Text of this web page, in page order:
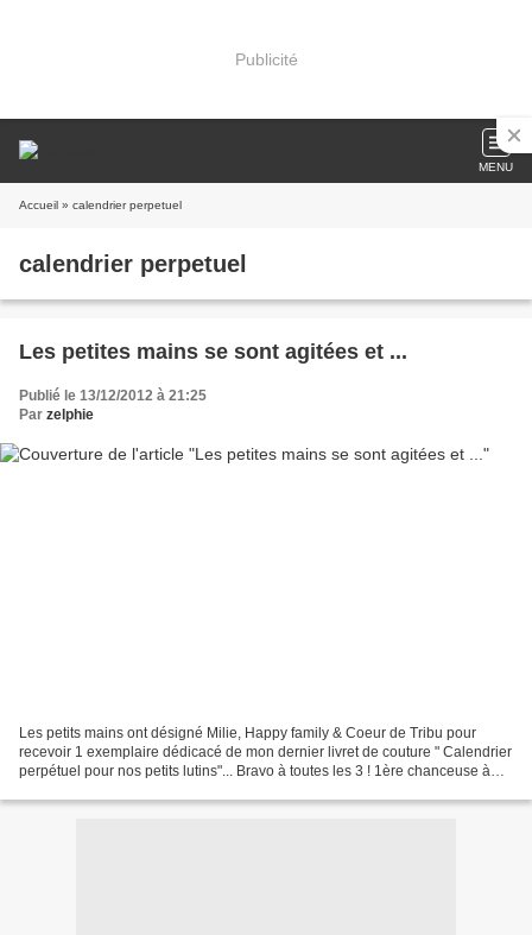
Publicité
MENU
Accueil » calendrier perpetuel
calendrier perpetuel
Les petites mains se sont agitées et ...
Publié le 13/12/2012 à 21:25
Par zelphie
Les petits mains ont désigné Milie, Happy family & Coeur de Tribu pour
recevoir 1 exemplaire dédicacé de mon dernier livret de couture " Calendrier
perpétuel pour nos petits lutins"... Bravo à toutes les 3 ! 1ère chanceuse à